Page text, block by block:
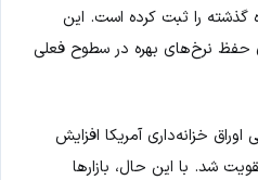
افزایش خود در ۱۱ ماه گذشته را ثبت کرده است. این
حفظ نرخ‌های بهره در سطوح فعلی
خزانه‌داری آمریکا افزایش
شد. با این حال، بازارها